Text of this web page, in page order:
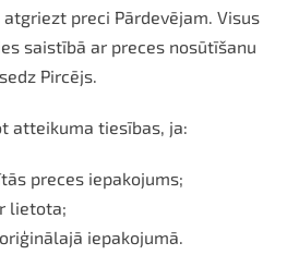
preci Pārdevējam. Visus
saistībā ar preces nosūtīšanu
Pircējs.
atteikuma tiesības, ja:
preces iepakojums;
lietota;
iepakojumā.